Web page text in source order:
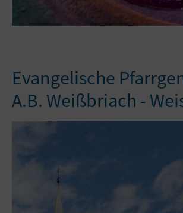
Evangelische
A.B. Weißbriach -